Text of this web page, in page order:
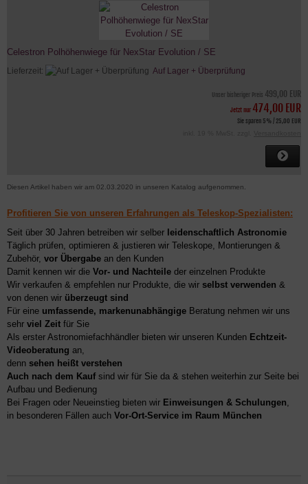
Celestron Polhöhenwiege für NexStar Evolution / SE
Lieferzeit: Auf Lager + Überprüfung
Unser bisheriger Preis 499,00 EUR
Jetzt nur 474,00 EUR
Sie sparen 5% / 25,00 EUR
Diesen Artikel haben wir am 02.03.2020 in unseren Katalog aufgenommen.
Profitieren Sie von unseren Erfahrungen als Teleskop-Spezialisten:
Seit über 30 Jahren betreiben wir selber leidenschaftlich Astronomie
Täglich prüfen, optimieren & justieren wir Teleskope, Montierungen &
Zubehör, vor Übergabe an den Kunden
Damit kennen wir die Vor- und Nachteile der einzelnen Produkte
Wir verkaufen & empfehlen nur Produkte, die wir selbst verwenden &
von denen wir überzeugt sind
Für eine umfassende, markenunabhängige Beratung nehmen wir uns
sehr viel Zeit für Sie
Als erster Astronomiefachhändler bieten wir unseren Kunden Echtzeit-
Videoberatung an,
denn sehen heißt verstehen
Auch nach dem Kaufsind wir für Sie da & stehen weiterhin zur Seite bei
Aufbau und Bedienung
Bei Fragen oder Neueinstieg bieten wir Einweisungen & Schulungen
in besonderen Fällen auch Vor-Ort-Service im Raum München